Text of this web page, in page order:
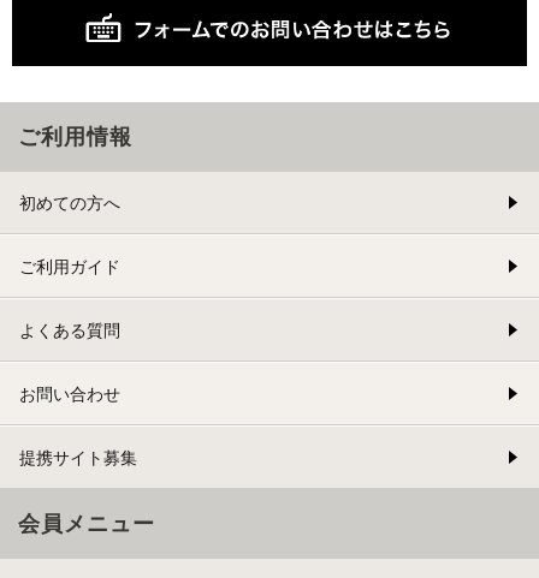
ご利用情報
初めての方へ
ご利用ガイド
よくある質問
お問い合わせ
提携サイト募集
会員メニュー